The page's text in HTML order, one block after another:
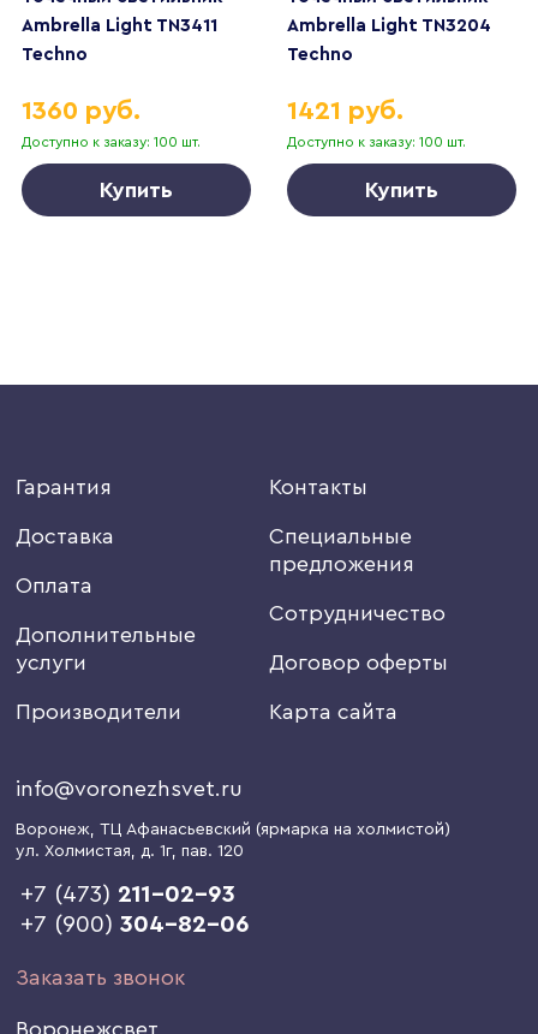
Ambrella Light TN3411
Techno
Доступно к заказу: 100 шт.
1360 руб.
Купить
Ambrella Light TN3204
Techno
Доступно к заказу: 100 шт.
1421 руб.
Купить
Гарантия
Доставка
Оплата
Дополнительные
услуги
Производители
Контакты
Специальные
предложения
Сотрудничество
Договор оферты
Карта сайта
info@voronezhsvet.ru
Воронеж, ТЦ Афанасьевский (ярмарка на холмистой)
ул. Холмистая, д. 1г, пав. 120
+7 (473) 211-02-93
+7 (900)304-82-06
Заказать звонок
Воронежсвет